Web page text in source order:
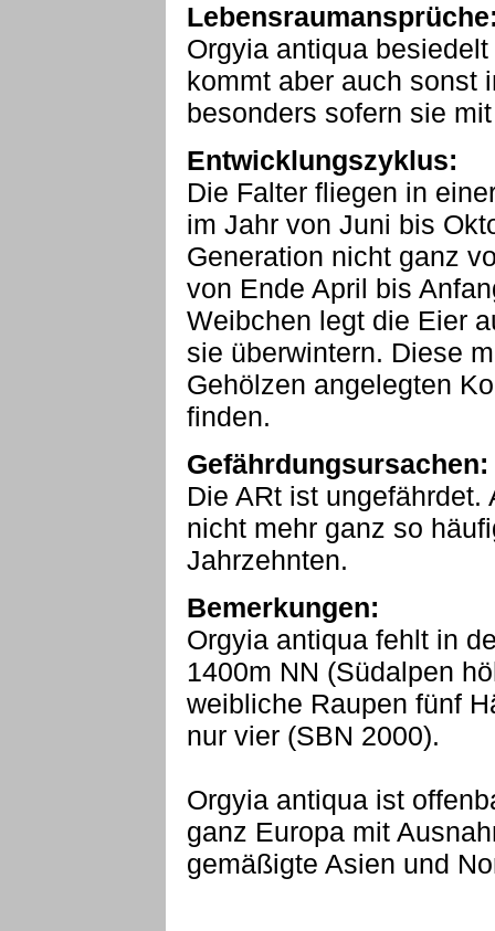
Orgyia antiqua
kommt aber auch sonst
besonders sofern sie
Entwicklungszyklus:
Die Falter fliegen in
im Jahr von Juni bis
Generation nicht ganz
von Ende April bis
Weibchen legt die Eier
sie überwintern. Diese
Gehölzen angelegten
finden.
Gefährdungsursachen:
Die ARt ist
nicht mehr ganz so
Jahrzehnten.
Bemerkungen:
Orgyia antiqua fehlt in
1400m NN (Südalpen
weibliche Raupen fünf
nur vier (SBN 2000).
Orgyia antiqua ist
ganz Europa mit
gemäßigte Asien und